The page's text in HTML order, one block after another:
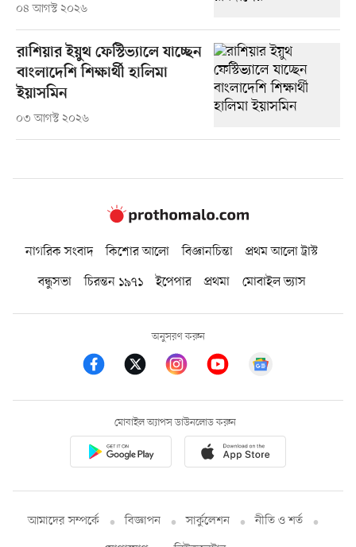
০৪ আগস্ট ২০২৬
রাশিয়ার ইয়ুথ ফেস্টিভ্যালে যাচ্ছেন
বাংলাদেশি শিক্ষার্থী হালিমা
ইয়াসমিন
০৩ আগস্ট ২০২৬
নাগরিক সংবাদ কিশোর আলো বিজ্ঞানচিন্তা
প্রথম আলো ট্রাস্ট
বন্ধুসভা
চিরন্তন ১৯৭১ ইপেপার প্রথমা মোবাইল ভ্যাস
অনুসরণ করুন
মোবাইল অ্যাপস ডাউনলোড করুন
আমাদের সম্পর্কে বিজ্ঞাপন সার্কুলেশন
নীতি ও শর্ত